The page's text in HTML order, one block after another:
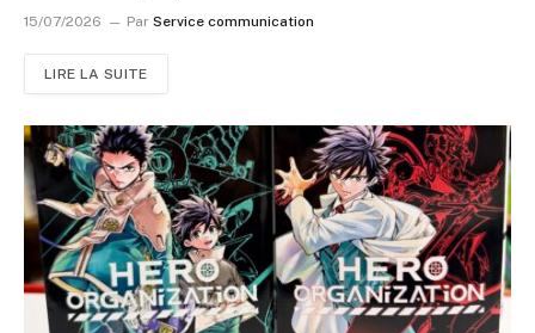
15/07/2026 Par Service communication
LIRE LA SUITE